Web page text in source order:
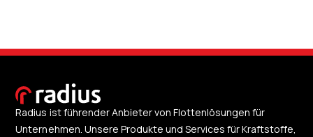
Radius ist führender Anbieter von Flottenlösungen für
Unternehmen. Unsere Produkte und Services für Kraftstoffe,